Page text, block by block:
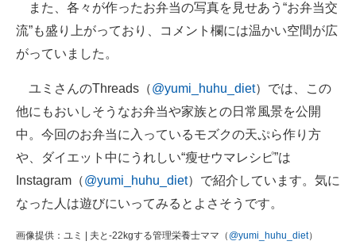
また、各々が作ったお弁当の写真を見せあう“お弁当交
流”も盛り上がっており、コメント欄には温かい空間が広
がっていました。
ユミさんのThreads（@yumi_huhu_diet）では、この
他にもおいしそうなお弁当や家族との日常風景を公開
中。今回のお弁当に入っているモズクの天ぷら作り方
や、ダイエット中にうれしい“瘦せウマレシピ”は
Instagram（@yumi_huhu_diet）で紹介しています。気に
なった人は遊びにいってみるとよさそうです。
画像提供：ユミ | 夫と-22kgする管理栄養士ママ（ @yumi_huhu_diet）